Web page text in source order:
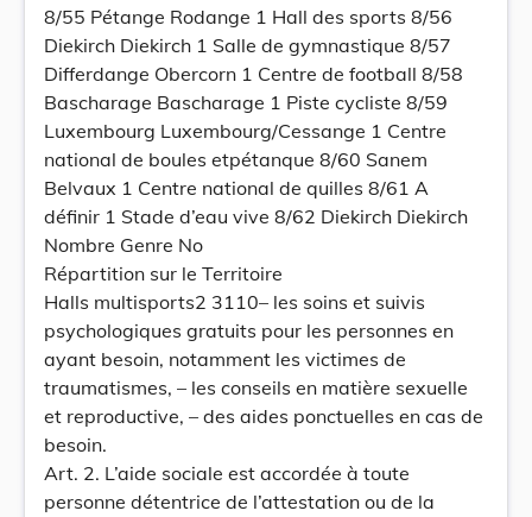
8/55 Pétange Rodange 1 Hall des sports 8/56
Diekirch Diekirch 1 Salle de gymnastique 8/57
Differdange Obercorn 1 Centre de football 8/58
Bascharage Bascharage 1 Piste cycliste 8/59
Luxembourg Luxembourg/Cessange 1 Centre
national de boules etpétanque 8/60 Sanem
Belvaux 1 Centre national de quilles 8/61 A
définir 1 Stade d’eau vive 8/62 Diekirch Diekirch
Nombre Genre No
Répartition sur le Territoire
Halls multisports2 3110– les soins et suivis
psychologiques gratuits pour les personnes en
ayant besoin, notamment les victimes de
traumatismes, – les conseils en matière sexuelle
et reproductive, – des aides ponctuelles en cas de
besoin.
Art. 2. L’aide sociale est accordée à toute
personne détentrice de l’attestation ou de la